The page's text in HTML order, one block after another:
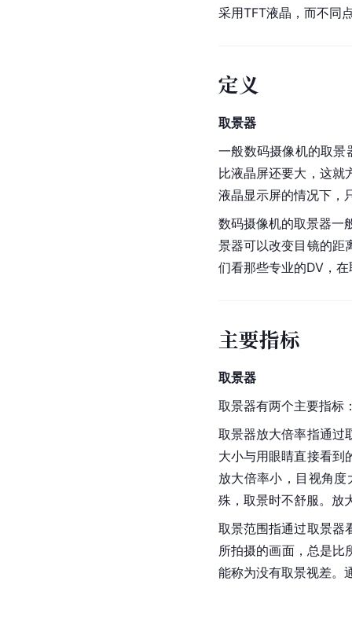
采用TFT液晶，而不同
定义
取景器
一般数码摄像机的取景
比液晶屏还要大，这就
液晶显示屏的情况下，
数码摄像机的取景器一
景器可以改变目镜的距
们看那些专业的DV，
主要指标
取景器
取景器有两个主要指标
取景器放大倍率指通过
大小与用眼睛直接看到
放大倍率小，目视角
殊，取景时不舒服。放
取景范围指通过取景器
所拍摄的画面，总是比
能称为没有取景视差。